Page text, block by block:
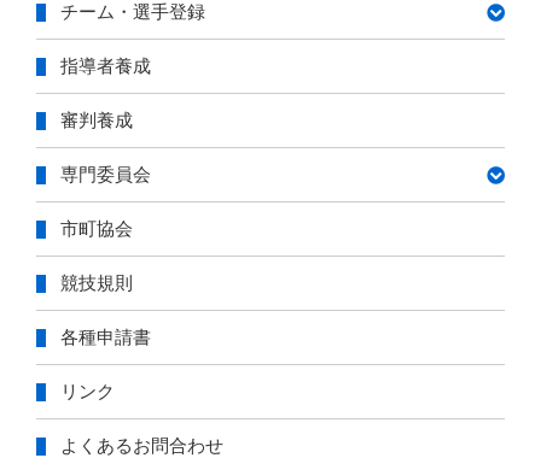
チーム・選手登録
指導者養成
審判養成
専門委員会
市町協会
競技規則
各種申請書
リンク
よくあるお問合わせ